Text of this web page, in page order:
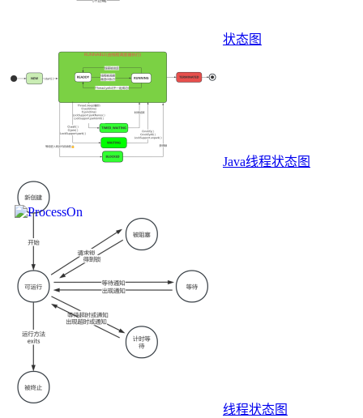
状态图
Java线程状态图
线程状态图